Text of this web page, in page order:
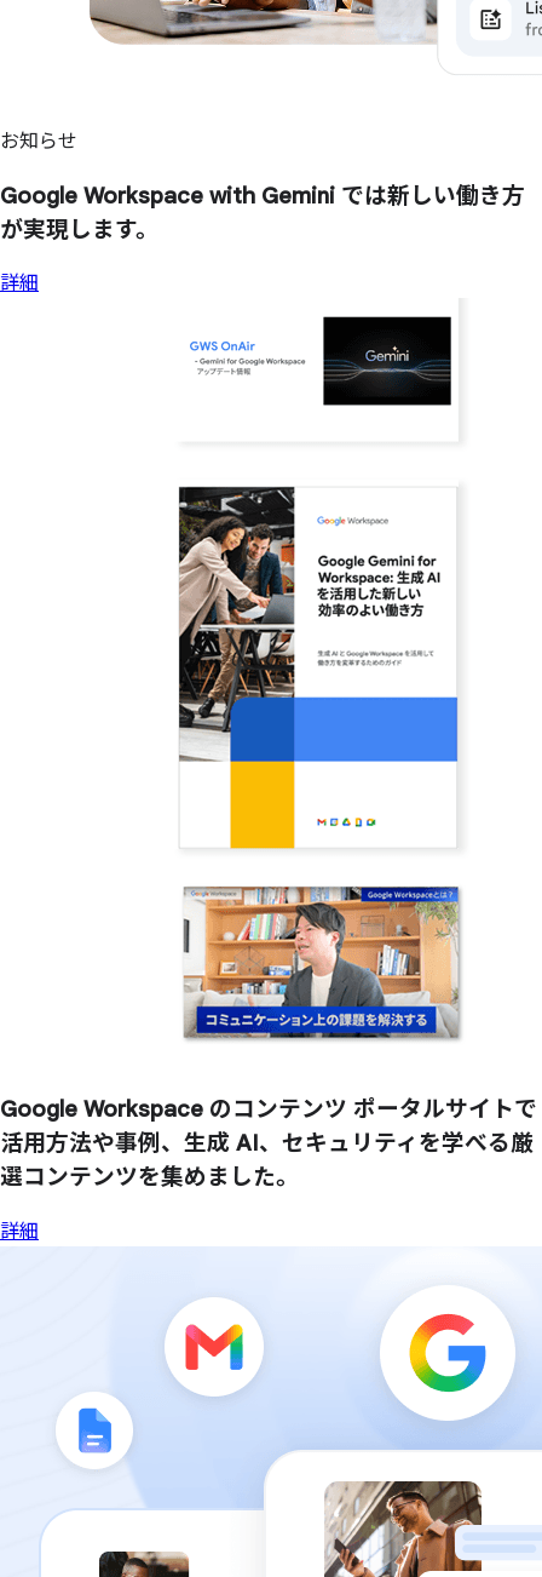
お知らせ
Google Workspace with Gemini では新しい働き方
が実現します。
詳細
Google Workspace のコンテンツ ポータルサイトで
活用方法や事例、 生成 AI、 セキュリティを学べる厳
選コンテンツを集めました。
詳細